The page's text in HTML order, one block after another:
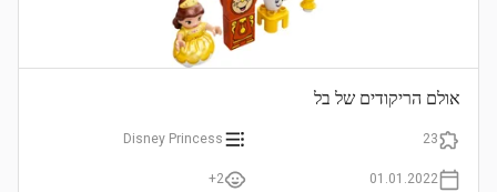
אולם הריקודים של בל
23
Disney Princess
01.01.2022
2+